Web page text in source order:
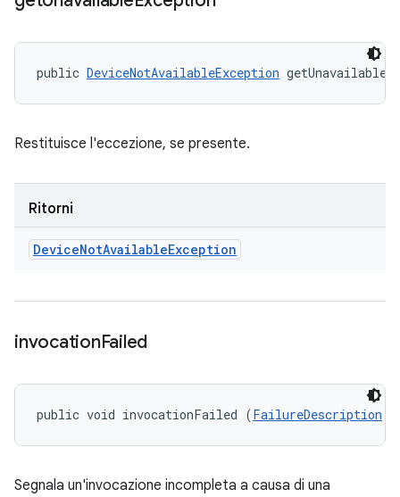
public DeviceNotAvailableException
Restituisce l'eccezione, se presente.
Ritorni
DeviceNotAvailableException
invocationFailed
public void invocationFailed (FailureDescription
Segnala un'invocazione incompleta a causa di una